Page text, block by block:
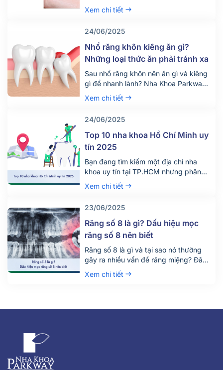
vậy hiện nay có rất nhiều người tìm
đến dịch vụ tẩy trắng răng để thỏa
trắng răng giá bao nhiêu tiền? Quy
trình diễn ra dịch vụ này như […]
Xem chi tiết
24/06/2025
Nhổ răng khôn kiêng ăn gì?
Những loại thức ăn phải tránh xa
Sau nhổ răng khôn nên ăn gì và kiêng
gì để nhanh lành? Nha Khoa Parkway
chia sẻ chế độ ăn uống khoa học giúp
giảm đau, tránh biến chứng. Tìm hiểu
Xem chi tiết
24/06/2025
Top 10 nha khoa Hồ Chí Minh uy
tín 2025
Bạn đang tìm kiếm một địa chỉ nha
khoa uy tín tại TP.HCM nhưng phân
vân giữa hàng trăm phòng khám lớn
nhỏ? Việc lựa chọn đúng nha khoa
còn đảm bảo an toàn, tiết kiệm thời
gian và chi phí. Đừng chỉ dựa vào vị trí
[…]
Xem chi tiết
23/06/2025
Răng số 8 là gì? Dấu hiệu mọc
răng số 8 nên biết
Răng số 8 là gì và tại sao nó thường
gây ra nhiều vấn đề răng miệng? Đây
là câu hỏi được rất nhiều người quan
tâm, đặc biệt là những ai đang bước
mọc cuối cùng trên cung hàm và
Xem chi tiết